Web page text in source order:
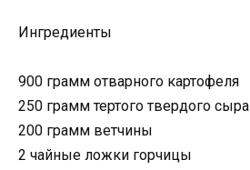
Ингредиенты
900 грамм отварного картофеля
250 грамм тертого твердого сыра
200 грамм ветчины
2 чайные ложки горчицы